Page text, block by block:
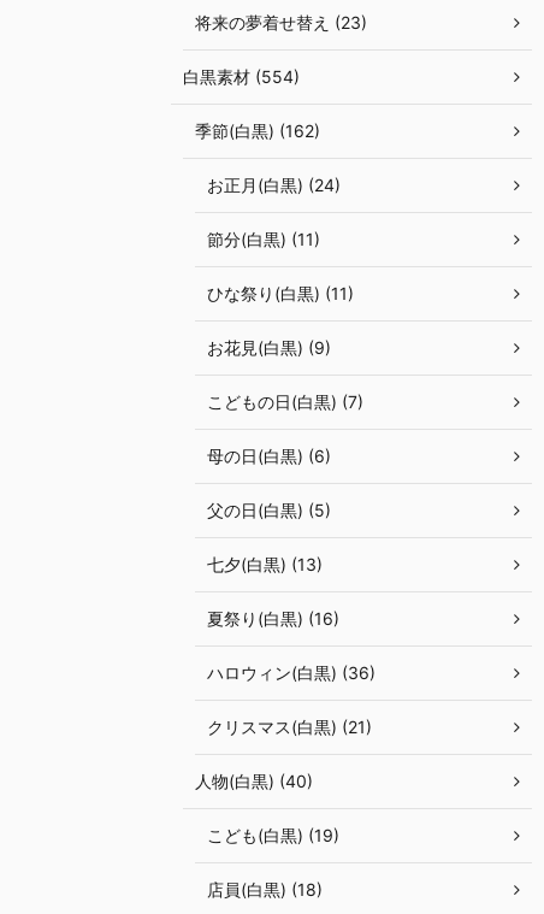
将来の夢着せ替え (23)
白黒素材 (554)
季節(白黒) (162)
お正月(白黒) (24)
節分(白黒) (11)
ひな祭り(白黒) (11)
お花見(白黒) (9)
こどもの日(白黒) (7)
母の日(白黒) (6)
父の日(白黒) (5)
七夕(白黒) (13)
夏祭り(白黒) (16)
ハロウィン(白黒) (36)
クリスマス(白黒) (21)
人物(白黒) (40)
こども(白黒) (19)
店員(白黒) (18)